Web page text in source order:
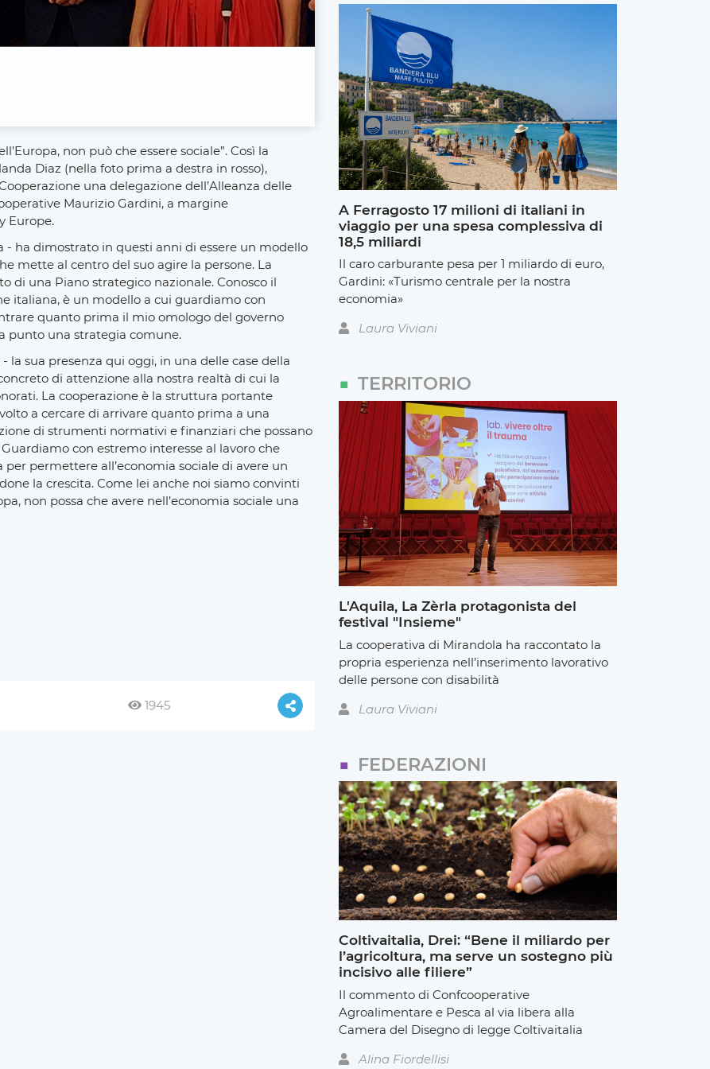
non può che essere sociale”. Così la
Diaz (nella foto prima a destra in rosso),
una delegazione dell’Alleanza delle
Maurizio Gardini, a margine
Europe.
- ha dimostrato in questi anni di essere un modello
mette al centro del suo agire la persone. La
di una Piano strategico nazionale. Conosco il
italiana, è un modello a cui guardiamo con
quanto prima il mio omologo del governo
punto una strategia comune.
la sua presenza qui oggi, in una delle case della
di attenzione alla nostra realtà di cui la
La cooperazione è la struttura portante
a cercare di arrivare quanto prima a una
di strumenti normativi e finanziari che possano
con estremo interesse al lavoro che
permettere all’economia sociale di avere un
la crescita. Come lei anche noi siamo convinti
non possa che avere nell’economia sociale una
1945
A Ferragosto 17 milioni di italiani in
viaggio per una spesa complessiva di
18,5 miliardi
Il caro carburante pesa per 1 miliardo di euro,
Gardini: «Turismo centrale per la nostra
economia»
Laura Viviani
TERRITORIO
L'Aquila, La Zèrla protagonista del
festival "Insieme"
La cooperativa di Mirandola ha raccontato la
propria esperienza nell’inserimento lavorativo
delle persone con disabilità
Laura Viviani
FEDERAZIONI
Coltivaitalia, Drei: “Bene il miliardo per
l’agricoltura, ma serve un sostegno più
incisivo alle filiere”
Il commento di Confcooperative
Agroalimentare e Pesca al via libera alla
Camera del Disegno di legge Coltivaitalia
Alina Fiordellisi